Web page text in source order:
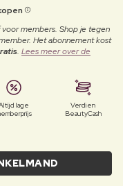
voor members. Shop je tegen
Het abonnement kost
. Lees meer over de
lage
Verdien
BeautyCash